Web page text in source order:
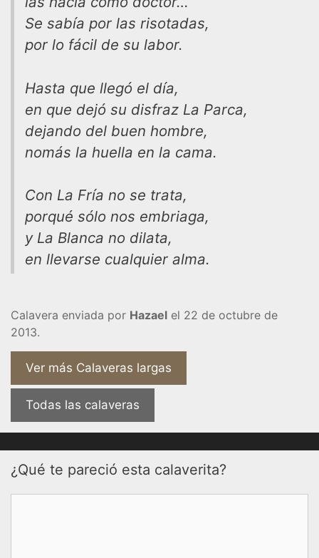
Se sabía por las risotadas,
por lo fácil de su labor.
Hasta que llegó el día,
en que dejó su disfraz La Parca,
dejando del buen hombre,
nomás la huella en la cama.
Con La Fría no se trata,
porqué sólo nos embriaga,
y La Blanca no dilata,
en llevarse cualquier alma.
Calavera enviada por Hazael el 22 de octubre de
2013.
Ver más Calaveras largas
Todas las calaveras
¿Qué te pareció esta calaverita?